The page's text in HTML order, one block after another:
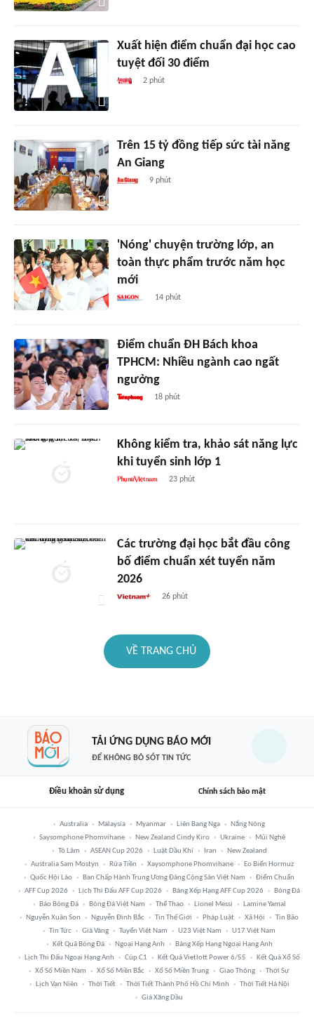
Xuất hiện điểm chuẩn đại học cao
tuyệt đối 30 điểm
2 phút
Trên 15 tỷ đồng tiếp sức tài năng
An Giang
9 phút
'Nóng' chuyện trường lớp, an
toàn thực phẩm trước năm học
mới
14 phút
Điểm chuẩn ĐH Bách khoa
TPHCM: Nhiều ngành cao ngất
ngưởng
18 phút
Không kiểm tra, khảo sát năng lực
khi tuyển sinh lớp 1
23 phút
Các trường đại học bắt đầu công
bố điểm chuẩn xét tuyển năm
2026
26 phút
VỀ TRANG CHỦ
TẢI ỨNG DỤNG BÁO MỚI
ĐỂ KHÔNG BỎ SÓT TIN TỨC
Điều khoản sử dụng Chính sách bảo mật
Australia Malaysia Myanmar Liên Bang Nga
Nắng Nóng
Saysomphone Phomvihane
New Zealand Cindy Kiro Ukraine
Mũi Nghê
Tô Lâm
ASEAN Cup 2026 Luật Dầu Khí Iran
New Zealand
Australia Sam Mostyn
Rửa Tiền Xaysomphone Phomvihane
Eo Biển Hormuz
Quốc Hội Lào
Ban Chấp Hành Trung Ương Đảng Cộng Sản Việt Nam
Điểm Chuẩn
AFF Cup 2026
Lịch Thi Đấu AFF Cup 2026 Bảng Xếp Hạng AFF Cup 2026
Bóng Đá
Báo Bóng Đá
Bóng Đá Việt Nam Thể Thao Lionel Messi
Lamine Yamal
Nguyễn Xuân Son
Nguyễn Đình Bắc Tin Thế Giới Pháp Luật Xã Hội
Tin Bão
Tin Tức
Giá Vàng Tuyển Việt Nam U23 Việt Nam
U17 Việt Nam
Kết Quả Bóng Đá
Ngoại Hạng Anh
Bảng Xếp Hạng Ngoại Hạng Anh
Lịch Thi Đấu Ngoại Hạng Anh
Cúp C1 Kết Quả Vietlott Power 6/55
Kết Quả Xổ Số
Xổ Số Miền Nam
Xổ Số Miền Bắc Xổ Số Miền Trung Giao Thông
Thời Sự
Lịch Vạn Niên
Thời Tiết Thời Tiết Thành Phố Hồ Chí Minh
Thời Tiết Hà Nội
Giá Xăng Dầu